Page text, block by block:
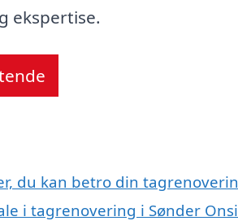
ekspertise.
du kan betro din
i tagrenovering i Sønder